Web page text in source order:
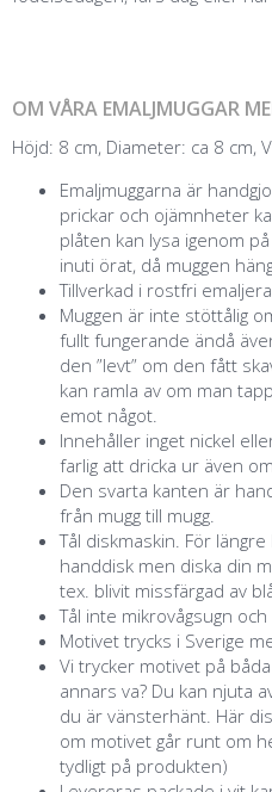
OM VÅRA EMALJMUGGAR
Höjd: 8 cm, Diameter: ca 8 cm,
Emaljmuggarna är
prickar och ojämnheter
plåten kan lysa igenom
inuti örat, då muggen
Tillverkad i rostfri
Muggen är inte stöttålig
fullt fungerande ändå
den ”levt” om den fått
kan ramla av om man
emot något.
Innehåller inget nickel
farlig att dricka ur även
Den svarta kanten är
från mugg till mugg.
Tål diskmaskin. För
handdisk men diska din
tex. blivit missfärgad av
Tål inte mikrovågsugn
Motivet trycks i Sverige
Vi trycker motivet på
annars va? Du kan njuta
du är vänsterhänt. Här
om motivet går runt om
tydligt på produkten)